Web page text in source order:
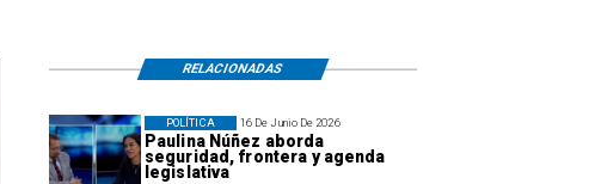
16 De Junio De 2026
Paulina Núñez aborda
seguridad, frontera y agenda
legislativa
POLÍTICA
RELACIONADAS